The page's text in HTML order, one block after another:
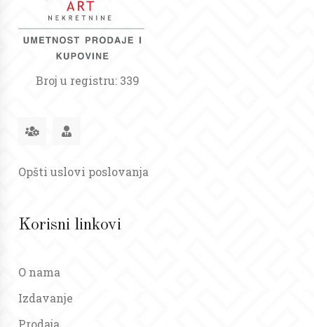
Broj u registru: 339
Opšti uslovi poslovanja
Korisni linkovi
O nama
Izdavanje
Prodaja